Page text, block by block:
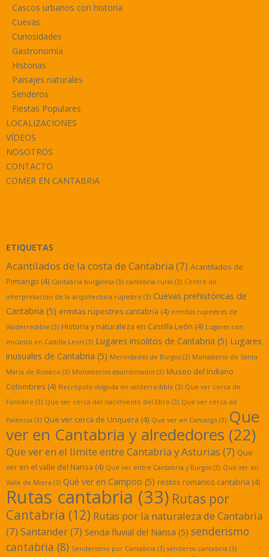
Cascos urbanos con historia
Cuevas
Curiosidades
Gastronomía
Historias
Paisajes naturales
Senderos
Fiestas Populares
LOCALIZACIONES
VÍDEOS
NOSOTROS
CONTACTO
COMER EN CANTABRIA
ETIQUETAS
Acantilados de la costa de Cantabria (7) Acantilados de
Pimiango (4) Cantabria burgalesa (3) cantabria rural (3) Centro de
interpretación de la arquitectura rupestre (3) Cuevas prehistóricas de
Cantabria (5) ermitas rupestres cantabria (4) ermitas rupestres de
Valderredible (3) Historia y naturaleza en Castilla León (4) Lugares con
encanto en Castilla Leon (3) Lugares insolitos de Cantabria (5) Lugares
inusuales de Cantabria (5) Merindades de Burgos (3) Monasterio de Santa
Maria de Rioseco (3) Monasterios abandonados (3) Museo del Indiano
Colombres (4) Necrópolis visigoda en valderredible (3) Que ver cerca de
Fontibre (3) Que ver cerca del nacimiento del Ebro (3) Que ver cerca de
Palencia (3) Que ver cerca de Unquera (4) Que ver en Camargo (3) Que
ver en Cantabria y alrededores (22)
Que ver en el limite entre Cantabria y Asturias (7) Que
ver en el valle del Nansa (4) Que ver entre Cantabria y Burgos (3) Que ver en
Valle de Miera (3) Qué ver en Campoo (5) restos romanos cantabria (4)
Rutas cantabria (33) Rutas por
Cantabria (12) Rutas por la naturaleza de Cantabria
(7) Santander(7) Senda fluvial del Nansa (5) senderismo
cantabria (8) Senderismo por Cantabria (3) senderos cantabria (3)